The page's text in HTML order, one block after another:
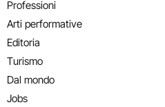
Professioni
Arti performative
Editoria
Turismo
Dal mondo
Jobs